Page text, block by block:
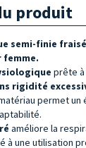
produit
semi-finie
prête
rigidité
permet
améliore la
à une utilisation